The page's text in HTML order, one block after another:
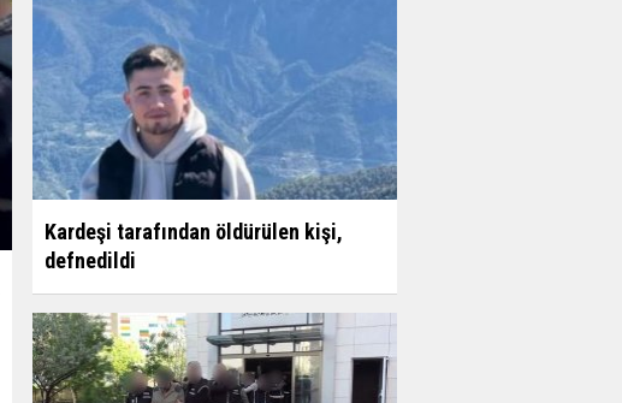
Kardeşi tarafından öldürülen kişi,
defnedildi